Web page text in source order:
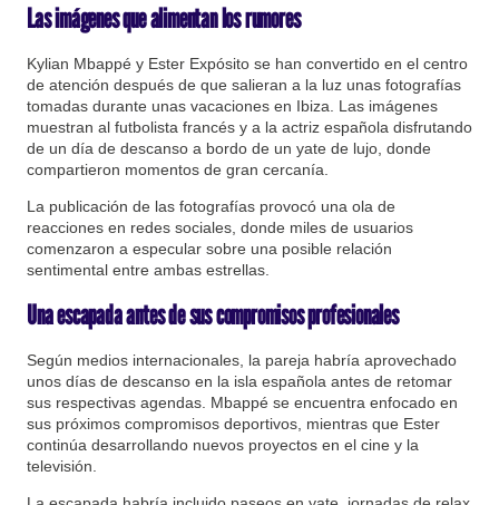
Las imágenes que alimentan los rumores
Kylian Mbappé y Ester Expósito se han convertido en el centro
de atención después de que salieran a la luz unas fotografías
tomadas durante unas vacaciones en Ibiza. Las imágenes
muestran al futbolista francés y a la actriz española disfrutando
de un día de descanso a bordo de un yate de lujo, donde
compartieron momentos de gran cercanía.
La publicación de las fotografías provocó una ola de
reacciones en redes sociales, donde miles de usuarios
comenzaron a especular sobre una posible relación
sentimental entre ambas estrellas.
Una escapada antes de sus compromisos profesionales
Según medios internacionales, la pareja habría aprovechado
unos días de descanso en la isla española antes de retomar
sus respectivas agendas. Mbappé se encuentra enfocado en
sus próximos compromisos deportivos, mientras que Ester
continúa desarrollando nuevos proyectos en el cine y la
televisión.